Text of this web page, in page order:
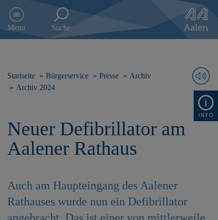
e
Menu Suche
Startseite Bürgerservice Presse
Archiv
Archiv 2024
Neuer Defibrillator am
Aalener Rathaus
Auch am Haupteingang des Aalener
Rathauses wurde nun ein Defibrillator